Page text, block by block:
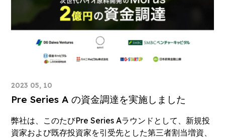
2023 05, 10
Pre Series A の資金調達を実施しました
弊社は、このたびPre Series Aラウンドとして、新規投
資家および既存投資家を引受先とした第三者割当増資、